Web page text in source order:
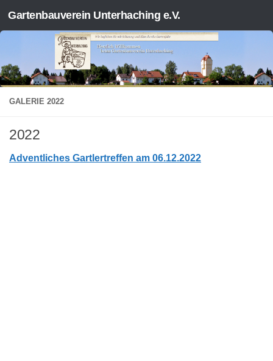
Zum Inhalt springen
Gartenbauverein Unterhaching e.V.
GALERIE 2022
2022
Adventliches Gartlertreffen am 06.12.2022